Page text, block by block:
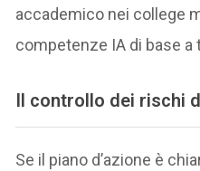
accademico nei college
competenze IA di base a
Il controllo dei rischi
Se il piano d’azione è